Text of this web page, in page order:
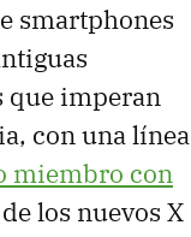
smartphones
que imperan
con una línea
miembro con
los nuevos X